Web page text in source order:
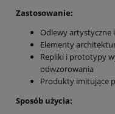
Zastosowanie:
Odlewy artystyczne
Elementy
Repliki i prototypy
odwzorowania
Produkty imitujące
Sposób użycia: